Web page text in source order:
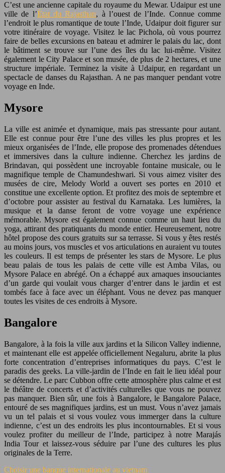
C’est une ancienne capitale du royaume du Mewar. Udaipur est une
ville de l’État du Rajasthan, à l’ouest de l’Inde. Connue comme
l’endroit le plus romantique de toute l’Inde, Udaipur doit figurer sur
votre itinéraire de voyage. Visitez le lac Pichola, où vous pourrez
faire de belles excursions en bateau et admirer le palais du lac, dont
le bâtiment se trouve sur l’une des îles du lac lui-même. Visitez
également le City Palace et son musée, de plus de 2 hectares, et une
structure impériale. Terminez la visite à Udaipur, en regardant un
spectacle de danses du Rajasthan. A ne pas manquer pendant votre
voyage en Inde.
Mysore
La ville est animée et dynamique, mais pas stressante pour autant.
Elle est connue pour être l’une des villes les plus propres et les
mieux organisées de l’Inde, elle propose des promenades détendues
et immersives dans la culture indienne. Cherchez les jardins de
Brindavan, qui possèdent une incroyable fontaine musicale, ou le
magnifique temple de Chamundeshwari. Si vous aimez visiter des
musées de cire, Melody World a ouvert ses portes en 2010 et
constitue une excellente option. Et profitez des mois de septembre et
d’octobre pour assister au festival du Karnataka. Les lumières, la
musique et la danse feront de votre voyage une expérience
mémorable. Mysore est également connue comme un haut lieu du
yoga, attirant des pratiquants du monde entier. Heureusement, notre
hôtel propose des cours gratuits sur sa terrasse. Si vous y êtes restés
au moins jours, vos muscles et vos articulations en auraient vu toutes
les couleurs. Il est temps de présenter les stars de Mysore. Le plus
beau palais de tous les palais de cette ville est Amba Vilas, ou
Mysore Palace en abrégé. On a échappé aux arnaques insouciantes
d’un garde qui voulait vous charger d’entrer dans le jardin et est
tombés face à face avec un éléphant. Vous ne devez pas manquer
toutes les visites de ces endroits à Mysore.
Bangalore
Bangalore, à la fois la ville aux jardins et la Silicon Valley indienne,
et maintenant elle est appelée officiellement Negaluru, abrite la plus
forte concentration d’entreprises informatiques du pays. C’est le
paradis des geeks. La ville-jardin de l’Inde en fait le lieu idéal pour
se détendre. Le parc Cubbon offre cette atmosphère plus calme et est
le théâtre de concerts et d’activités culturelles que vous ne pouvez
pas manquer. Bien sûr, une fois à Bangalore, le Bangalore Palace,
entouré de ses magnifiques jardins, est un must. Vous n’avez jamais
vu un tel palais et si vous voulez vous immerger dans la culture
indienne, c’est un des endroits les plus incontournables. Et si vous
voulez profiter du meilleur de l’Inde, participez à notre Marajás
India Tour et laissez-vous séduire par l’une des cultures les plus
originales de la Terre.
Choisir une banque internationale au vietnam